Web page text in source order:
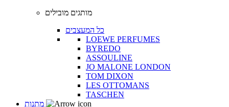
מותגים מובילים
כל המעצבים
LOEWE PERFUMES
BYREDO
ASSOULINE
JO MALONE LONDON
TOM DIXON
LES OTTOMANS
TASCHEN